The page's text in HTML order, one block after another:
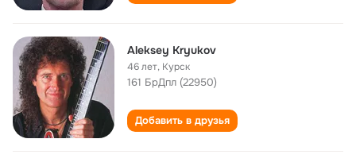
Aleksey Kryukov
46 лет, Курск
161 БрДпл (22950)
Добавить в друзья